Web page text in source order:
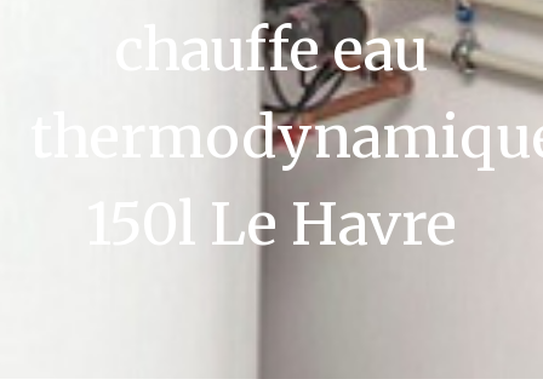
chauffe eau
150l Le Havre